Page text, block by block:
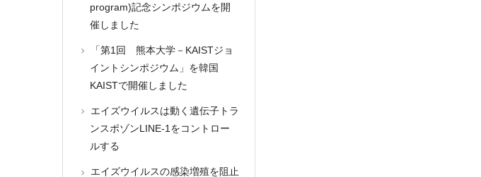
program)記念シンポジウムを開
催しました
「第1回 熊本大学－KAISTジョ
イントシンポジウム」を韓国
KAISTで開催しました
エイズウイルスは動く遺伝子トラ
ンスポゾンLINE-1をコントロー
ルする
エイズウイルスの感染増殖を阻止